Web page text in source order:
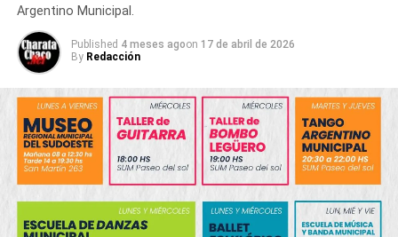
Argentino Municipal.
Published 4 meses agoon 17 de abril de 2026
By Redacción